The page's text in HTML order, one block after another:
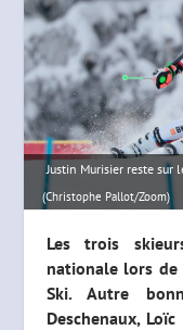
Justin Murisier reste sur
(Christophe Pallot/Zoom)
Les trois
nationale lors de
Ski. Autre
Deschenaux,